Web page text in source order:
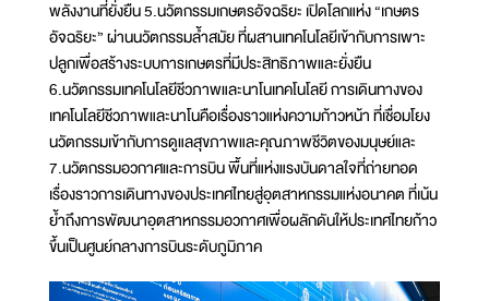
พลังงานที่ยั่งยืน 5.นวัตกรรมเกษตรอัจฉริยะ เปิดโลกแห่ง “เกษตร
อัจฉริยะ” ผ่านนวัตกรรมล้ำสมัย ที่ผสานเทคโนโลยีเข้ากับการเพาะ
ปลูกเพื่อสร้างระบบการเกษตรที่มีประสิทธิภาพและยั่งยืน
6.นวัตกรรมเทคโนโลยีชีวภาพและนาโนเทคโนโลยี การเดินทางของ
เทคโนโลยีชีวภาพและนาโนคือเรื่องราวแห่งความก้าวหน้า ที่เชื่อมโยง
นวัตกรรมเข้ากับการดูแลสุขภาพและคุณภาพชีวิตของมนุษย์และ
7.นวัตกรรมอวกาศและการบิน พื้นที่แห่งแรงบันดาลใจที่ถ่ายทอด
เรื่องราวการเดินทางของประเทศไทยสู่อุตสาหกรรมแห่งอนาคต ที่เน้น
ย้ำถึงการพัฒนาอุตสาหกรรมอวกาศเพื่อผลักดันให้ประเทศไทยก้าว
ขึ้นเป็นศูนย์กลางการบินระดับภูมิภาค